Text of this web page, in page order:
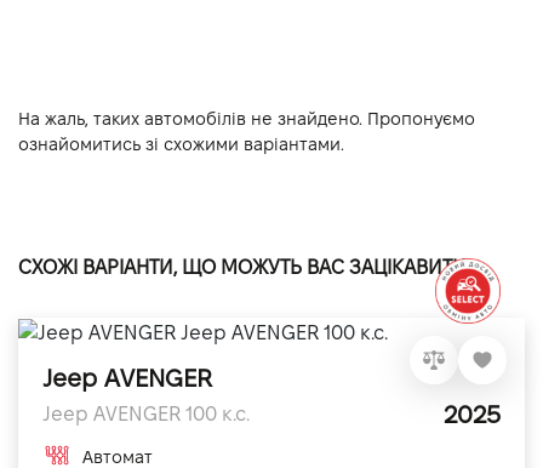
На жаль, таких автомобілів не знайдено. Пропонуємо
ознайомитись зі схожими варіантами.
СХОЖІ ВАРІАНТИ, ЩО МОЖУТЬ ВАС ЗАЦІКАВИТИ:
Jeep AVENGER
Jeep AVENGER 100 к.с. 2025
Автомат